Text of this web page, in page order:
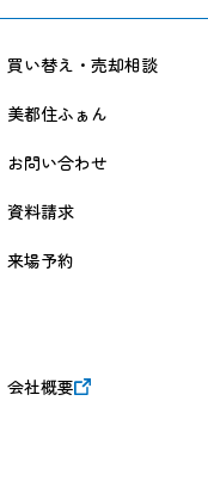
買い替え・売却相談
美都住ふぁん
お問い合わせ
資料請求
来場予約
会社概要